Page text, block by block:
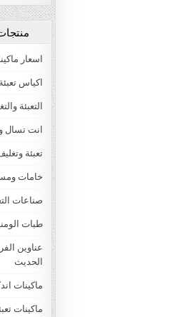
اسعار
اكياس
التعبئة
انت
تعبئة
خامات
صناعات
طبات
عناوين
الحديث
ماكينات
ماكينات